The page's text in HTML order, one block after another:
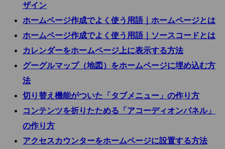
ザイン
ホームページ作成でよく使う用語｜ホームページとは
ホームページ作成でよく使う用語｜ソースコードとは
カレンダーをホームページ上に表示する方法
グーグルマップ（地図）をホームページに埋め込む方
法
切り替え機能がついた「タブメニュー」の作り方
コンテンツを折りたためる「アコーディオンパネル」
の作り方
アクセスカウンターをホームページに設置する方法